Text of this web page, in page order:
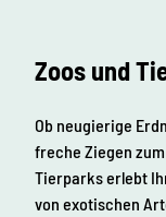
Zoos und
Ob neugierige
freche Ziegen
Tierparks erlebt
von exotischen